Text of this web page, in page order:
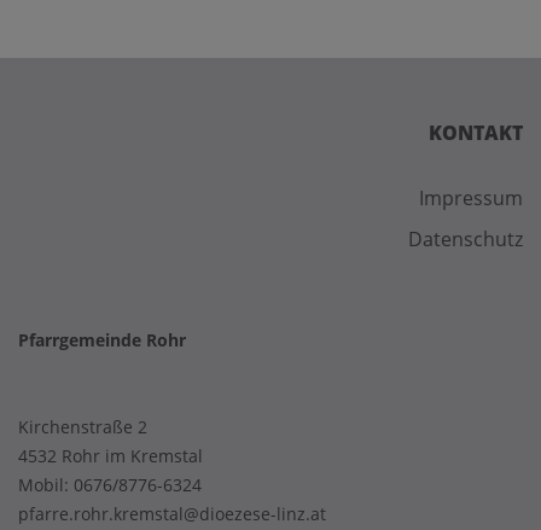
KONTAKT
Impressum
Datenschutz
Pfarrgemeinde Rohr
Kirchenstraße 2
4532 Rohr im Kremstal
Mobil: 0676/8776-6324
pfarre.rohr.kremstal@dioezese-linz.at